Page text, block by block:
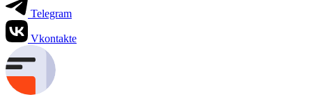
Telegram
Vkontakte